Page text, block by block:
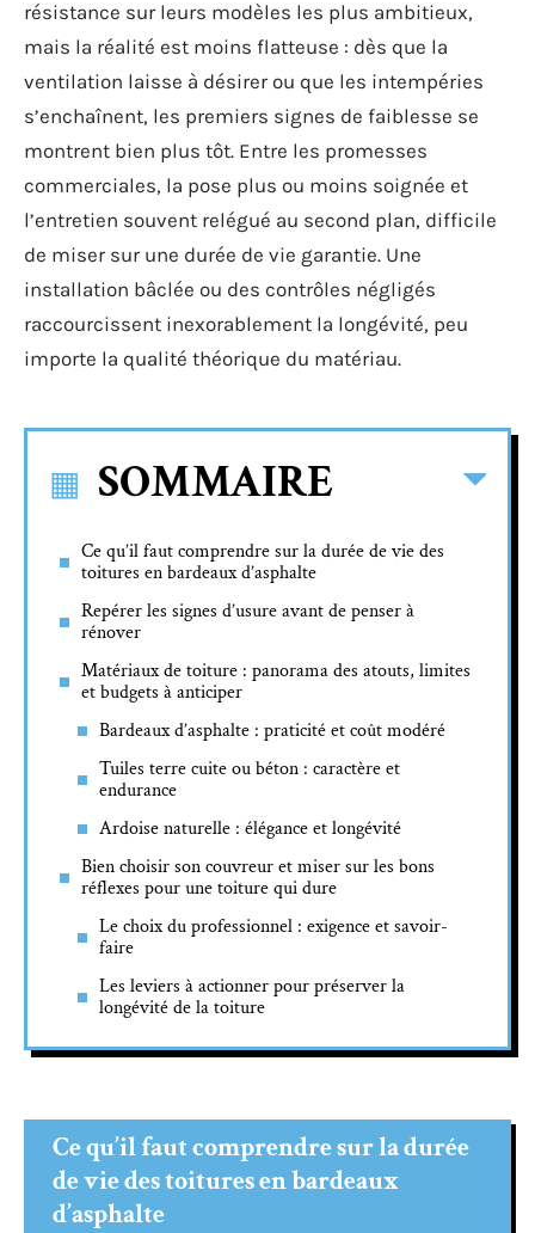
résistance sur leurs modèles les plus ambitieux,
mais la réalité est moins flatteuse : dès que la
ventilation laisse à désirer ou que les intempéries
s’enchaînent, les premiers signes de faiblesse se
montrent bien plus tôt. Entre les promesses
commerciales, la pose plus ou moins soignée et
l’entretien souvent relégué au second plan, difficile
de miser sur une durée de vie garantie. Une
installation bâclée ou des contrôles négligés
raccourcissent inexorablement la longévité, peu
importe la qualité théorique du matériau.
SOMMAIRE
Ce qu’il faut comprendre sur la durée de vie des
toitures en bardeaux d’asphalte
Repérer les signes d’usure avant de penser à
rénover
Matériaux de toiture : panorama des atouts, limites
et budgets à anticiper
Bardeaux d’asphalte : praticité et coût modéré
Tuiles terre cuite ou béton : caractère et
endurance
Ardoise naturelle : élégance et longévité
Bien choisir son couvreur et miser sur les bons
réflexes pour une toiture qui dure
Le choix du professionnel : exigence et savoir-
faire
Les leviers à actionner pour préserver la
longévité de la toiture
Ce qu’il faut comprendre sur la durée
de vie des toitures en bardeaux
d’asphalte